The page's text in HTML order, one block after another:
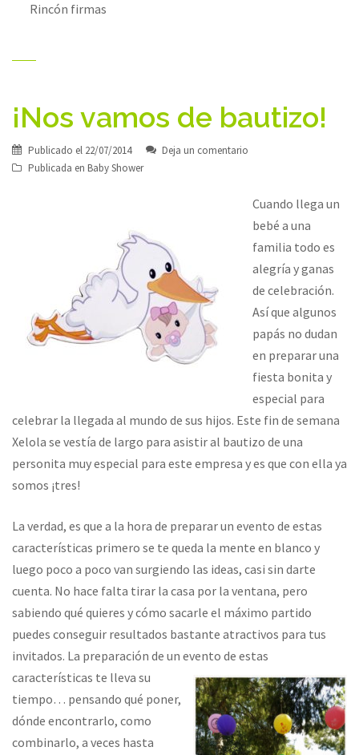
Rincón firmas
¡Nos vamos de bautizo!
Publicado el 22/07/2014
Deja un comentario
Publicada en Baby Shower
Cuando llega un
bebé a una
familia todo es
alegría y ganas
de celebración.
Así que algunos
papás no dudan
en preparar una
fiesta bonita y
especial para
celebrar la llegada al mundo de sus hijos. Este fin de semana
Xelola se vestía de largo para asistir al bautizo de una
personita muy especial para este empresa y es que con ella ya
somos ¡tres!
La verdad, es que a la hora de preparar un evento de estas
características primero se te queda la mente en blanco y
luego poco a poco van surgiendo las ideas, casi sin darte
cuenta. No hace falta tirar la casa por la ventana, pero
sabiendo qué quieres y cómo sacarle el máximo partido
puedes conseguir resultados bastante atractivos para tus
invitados. La preparación de un evento de estas
características te lleva su
tiempo… pensando qué poner,
dónde encontrarlo, como
combinarlo, a veces hasta